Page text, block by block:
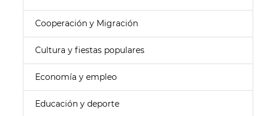
Cooperación y Migración
Cultura y fiestas populares
Economía y empleo
Educación y deporte